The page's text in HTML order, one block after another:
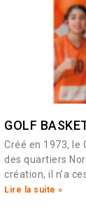
GOLF
Créé en 1973, le
des quartiers
création, il n’a
Lire la suite »